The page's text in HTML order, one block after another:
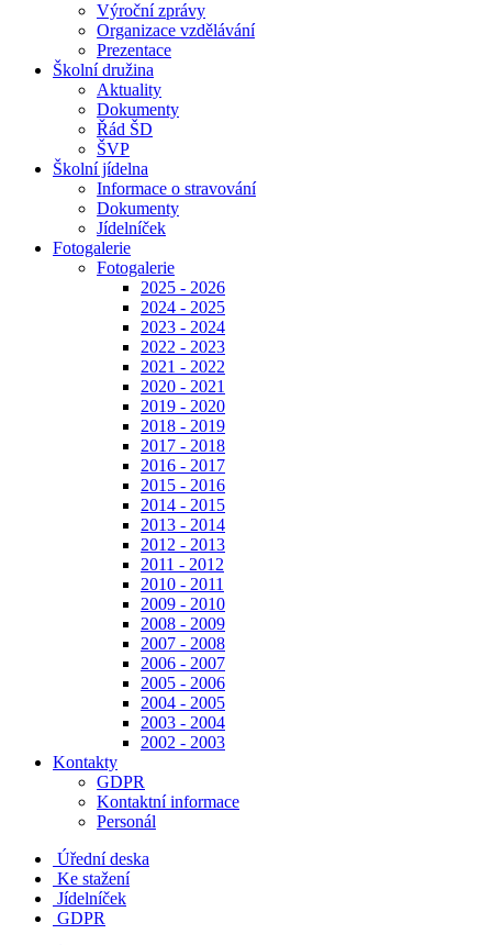
Výroční zprávy
Organizace vzdělávání
Prezentace
Školní družina
Aktuality
Dokumenty
Řád ŠD
ŠVP
Školní jídelna
Informace o stravování
Dokumenty
Jídelníček
Fotogalerie
Fotogalerie
2025 - 2026
2024 - 2025
2023 - 2024
2022 - 2023
2021 - 2022
2020 - 2021
2019 - 2020
2018 - 2019
2017 - 2018
2016 - 2017
2015 - 2016
2014 - 2015
2013 - 2014
2012 - 2013
2011 - 2012
2010 - 2011
2009 - 2010
2008 - 2009
2007 - 2008
2006 - 2007
2005 - 2006
2004 - 2005
2003 - 2004
2002 - 2003
Kontakty
GDPR
Kontaktní informace
Personál
Úřední deska
Ke stažení
Jídelníček
GDPR